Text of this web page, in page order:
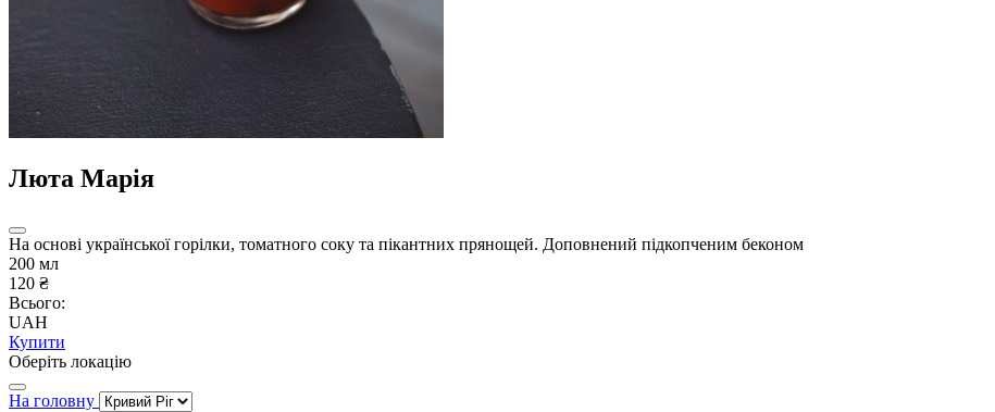
Люта Марія
На основі української горілки, томатного соку та пікантних прянощей. Доповнений підкопченим беконом
200 мл
120 ₴
Всього:
UAH
Купити
Оберіть локацію
На головну